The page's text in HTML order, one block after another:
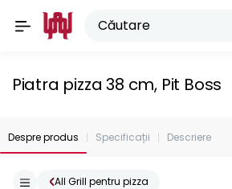
Piatra pizza 38 cm, Pit Boss
Despre produs Specificații Descriere
All Grill pentru pizza